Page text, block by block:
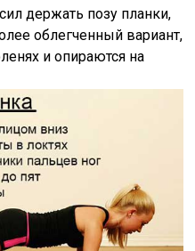
держать позу планки,
облегченный вариант,
и опираются на